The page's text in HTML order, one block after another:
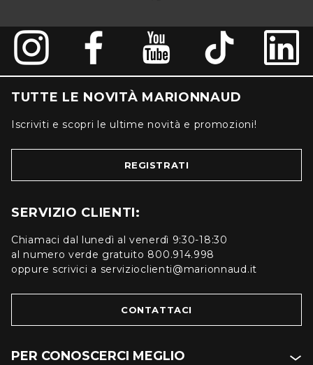
TUTTE LE NOVITÀ MARIONNAUD
Iscriviti e scopri le ultime novità e promozioni!
REGISTRATI
SERVIZIO CLIENTI:
Chiamaci dal lunedì al venerdì 9:30-18:30
al numero verde gratuito 800.914.998
oppure scrivici a servizioclienti@marionnaud.it
CONTATTACI
PER CONOSCERCI MEGLIO